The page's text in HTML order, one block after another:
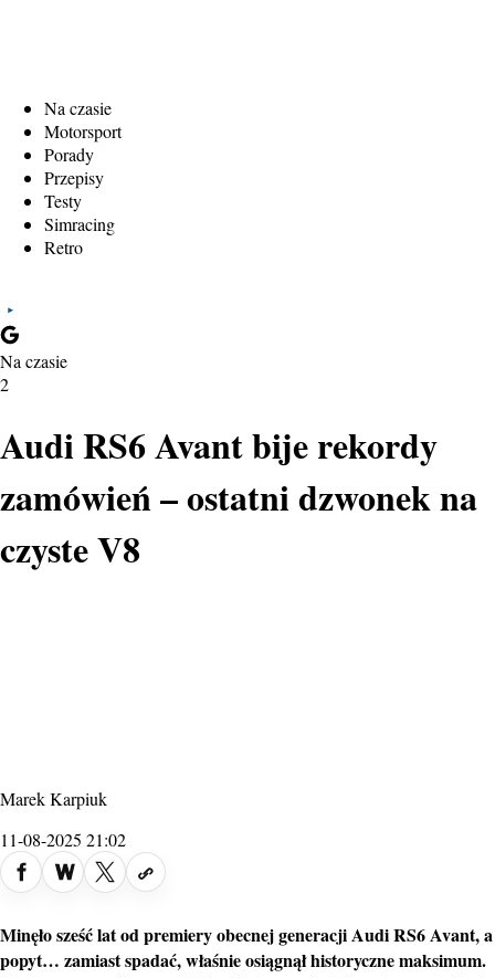
Na czasie
Motorsport
Porady
Przepisy
Testy
Simracing
Retro
Na czasie
2
Audi RS6 Avant bije rekordy
zamówień – ostatni dzwonek na
czyste V8
Marek Karpiuk
11-08-2025 21:02
Minęło sześć lat od premiery obecnej generacji Audi RS6 Avant, a
popyt… zamiast spadać, właśnie osiągnął historyczne maksimum.